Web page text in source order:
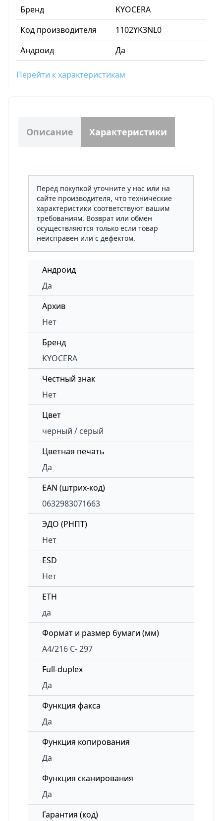
Бренд
KYOCERA
Код производителя
1102YK3NL0
Андроид
Да
Перейти к характеристикам
Описание Характеристики
Перед покупкой уточните у нас или на
сайте производителя, что технические
характеристики соответствуют вашим
требованиям. Возврат или обмен
осуществляются только если товар
неисправен или с дефектом.
Андроид
Да
Архив
Нет
Бренд
KYOCERA
Честный знак
Нет
Цвет
черный / серый
Цветная печать
Да
EAN (штрих-код)
0632983071663
ЭДО (РНПТ)
Нет
ESD
Нет
ETH
да
Формат и размер бумаги (мм)
A4/216 C- 297
Full-duplex
Да
Функция факса
Да
Функция копирования
Да
Функция сканирования
Да
Гарантия (код)